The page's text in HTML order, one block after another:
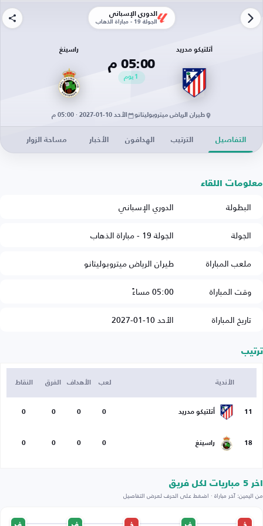
الدوري الإسباني
الجولة 19 - مباراة الذهاب
أتلتيكو مدريد
05:00 م
1 يوم
راسينغ
طيران الرياض ميتروبوليتانو الأحد 10-01-2027 · 05:00 م
التفاصيل الترتيب الهدافون الأخبار مساحة الزوار
معلومات اللقاء
البطولة
الدوري الإسباني
الجولة
الجولة 19 - مباراة الذهاب
ملعب المباراة
طيران الرياض ميتروبوليتانو
وقت المباراة
05:00 مساءً
تاريخ المباراة
الأحد 10-01-2027
ترتيب
الأندية لعب الأهداف الفرق النقاط
11 أتلتيكو مدريد 0
0
0
0
18 راسينغ 0
0
0
0
اخر 5 مباريات لكل فريق
من اليمين: آخر مباراة · اضغط على الحرف لعرض التفاصيل